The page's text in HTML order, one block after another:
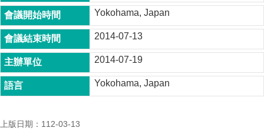
班
學
術
研
究
國
展
Yokohama, Japan
2014-07-13
2014-07-19
Yokohama, Japan
上版日期：112-03-13